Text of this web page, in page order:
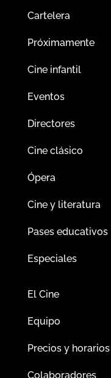
Cartelera
Próximamente
Cine infantil
Eventos
Directores
Cine clásico
Ópera
Cine y literatura
Pases educativos
Especiales
El Cine
Equipo
Precios y horarios
Colaboradores